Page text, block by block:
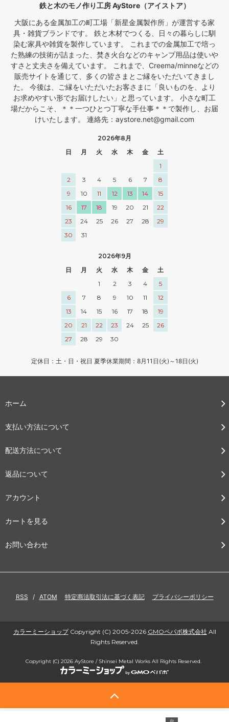
鉄と木のモノ作り工房 AyStore（アイストア）
大阪にある金属加工の町工場「新星金属製作所」が運営する家
具・雑貨ブランドです。 鉄と木材でつくる、日々の暮らしに馴
染む家具や雑貨を製作しています。 これまでの金属加工で培っ
た熟練の技術が詰まった、焚き火台などのキャンプ用品は使いや
すさと丈夫さを備えています。 これまで、Creema/minneなどの
販売サイトを通じて、多くの皆さまとご縁をいただいてきまし
た。 今後は、ご縁をいただいたお客さまに「良いものを、より
お求めやすい形でお届けしたい」と思っています。 小さな町工
場だからこそ、＊＊一つひとつ丁寧な手仕事＊＊で製作し、お届
けいたします。 連絡先：aystore.net@gmail.com
2026年8月
日
月 火 水 木 金
土
1
2
3 4 5 6 7
8
9
10 11 12 13 14
15
16
17 18 19 20 21
22
23
24 25 26 27 28
29
30
31
2026年9月
日
月 火 水 木 金
土
1
2 3 4
5
6
7 8 9 10 11
12
13
14 15 16 17 18
19
20
21 22 23 24 25
26
27
28 29 30
定休日：土・日・祝日 夏季休業期間：8月11日(火)～18日(火)
ホーム
支払い方法について
配送方法について
返品について
アカウント
カートを見る
お問い合わせ
RSS / ATOM 特定商法取引法に基づく表記 プライバシーポリシー
カラーミーショップCopyright (C) 2005-2026 GMOペパボ株式会社 All
Rights Reserved.
Copyright (C) 2026 AyStore / Shinsei Metal Works All Rights Reserved.